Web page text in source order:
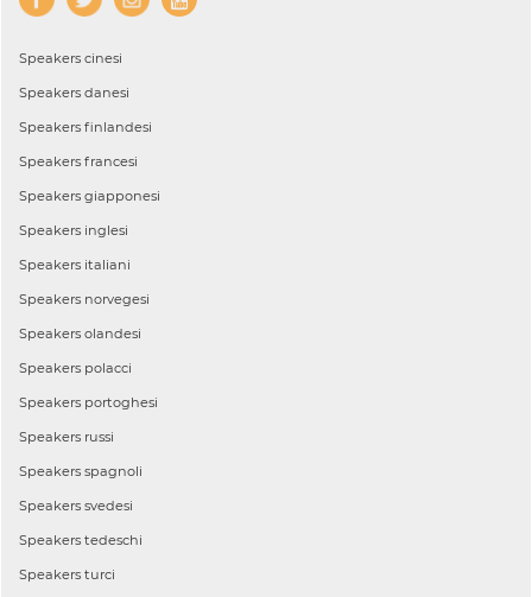
Speakers cinesi
Speakers danesi
Speakers finlandesi
Speakers francesi
Speakers giapponesi
Speakers inglesi
Speakers italiani
Speakers norvegesi
Speakers olandesi
Speakers polacci
Speakers portoghesi
Speakers russi
Speakers spagnoli
Speakers svedesi
Speakers tedeschi
Speakers turci